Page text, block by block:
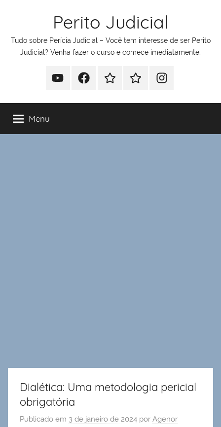
conteúdo
Perito Judicial
Tudo sobre Perícia Judicial – Você tem interesse de ser Perito
Judicial? Venha fazer o curso e comece imediatamente.
YoutubeFacebookWhatsappTelegramInstagram
Menu
Dialética: Uma metodologia pericial
obrigatória
Publicado em 3 de janeiro de 2024 por Agenor